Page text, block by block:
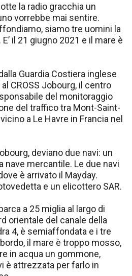
la radio gracchia un
vorrebbe mai sentire.
siamo tre uomini la
il 21 giugno 2021 e il mare è
Guardia Costiera inglese
CROSS Jobourg, il centro
del monitoraggio
del traffico tra Mont-Saint-
a Le Havre in Francia nel
deviano due navi: un
nave mercantile. Le due navi
è arrivato il Mayday.
e un elicottero SAR.
a 25 miglia al largo di
orientale del canale della
4, è semiaffondata e i tre
il mare è troppo mosso,
in acqua un gommone,
è attrezzata per farlo in